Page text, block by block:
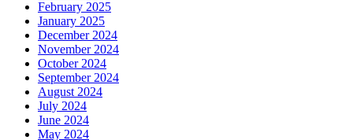
February 2025
January 2025
December 2024
November 2024
October 2024
September 2024
August 2024
July 2024
June 2024
May 2024